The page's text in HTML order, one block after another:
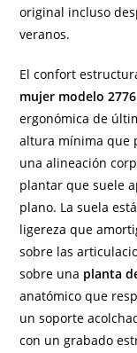
original incluso
veranos.
El confort
mujer modelo 2776
ergonómica de
altura mínima que
una alineación
plantar que suele
plano. La suela
ligereza que
sobre las
sobre una planta
anatómico que
un soporte
con un grabado